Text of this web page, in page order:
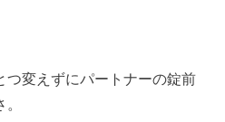
つ変えずにパートナーの錠前